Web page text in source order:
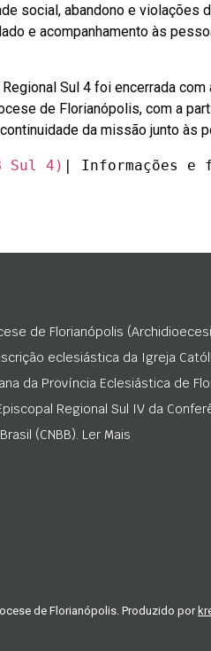
social, abandono e violações
e acompanhamento às
Sul 4 foi encerrada
de Florianópolis, com a
da missão junto às
Sul 4) | Informações e
de Florianópolis
eclesiástica da Igreja
da Província Eclesiástica de
Regional Sul IV da
(CNBB). Ler Mais
de Florianópolis. Produzido por